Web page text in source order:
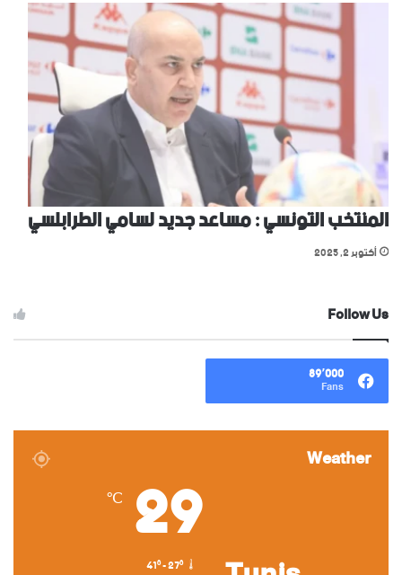
المنتخب التونسي : مساعد جديد لسامي الطرابلسي
أكتوبر 2, 2025
Follow Us
89٬000
Fans
Weather
29
℃
41º - 27º